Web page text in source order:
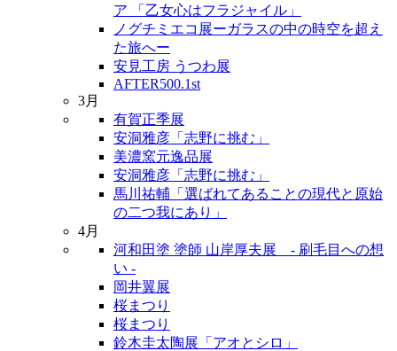
ア 「乙女心はフラジャイル」
ノグチミエコ展ーガラスの中の時空を超え
た旅へー
安見工房 うつわ展
AFTER500.1st
3月
有賀正季展
安洞雅彦「志野に挑む」
美濃窯元逸品展
安洞雅彦「志野に挑む」
馬川祐輔「選ばれてあることの現代と原始
の二つ我にあり」
4月
河和田塗 塗師 山岸厚夫展 - 刷毛目への想
い -
岡井翼展
桜まつり
桜まつり
鈴木圭太陶展「アオとシロ」